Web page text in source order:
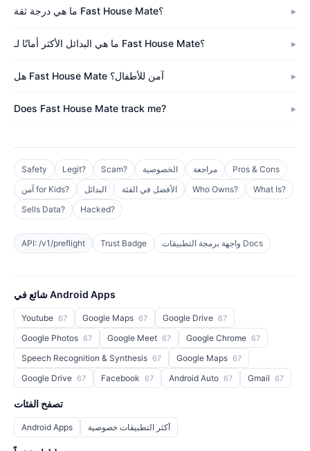
ما هي درجة ثقة Fast House Mate؟
ما هي البدائل الأكثر أمانًا لـ Fast House Mate؟
هل Fast House Mate آمن للأطفال؟
Does Fast House Mate track me?
Safety Legit? Scam? الخصوصية مراجعة
Pros & Cons
آمن for Kids?
البدائل الأفضل في الفئة Who Owns?
What Is?
Sells Data?
Hacked?
API: /v1/preflight Trust Badge واجهة برمجة التطبيقات Docs
شائع في Android Apps
Youtube 67 Google Maps 67 Google Drive 67
Google Photos 67 Google Meet 67 Google Chrome 67
Speech Recognition & Synthesis 67 Google Maps 67
Google Drive 67 Facebook 67 Android Auto 67 Gmail 67
تصفح الفئات
Android Apps أكثر التطبيقات خصوصية